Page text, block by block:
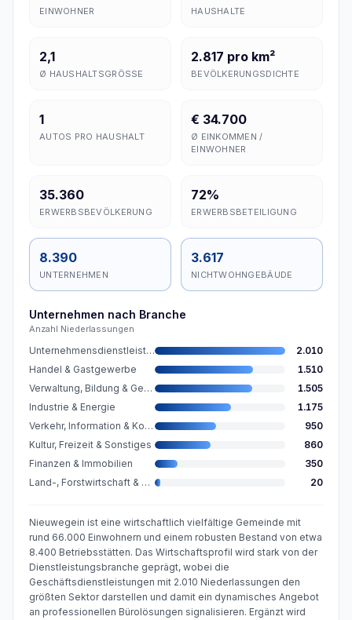
EINWOHNER HAUSHALTE
2,1
Ø HAUSHALTSGRÖSSE
2.817 pro km²
BEVÖLKERUNGSDICHTE
1
AUTOS PRO HAUSHALT
€ 34.700
Ø EINKOMMEN /
EINWOHNER
35.360
ERWERBSBEVÖLKERUNG
72%
ERWERBSBETEILIGUNG
8.390
UNTERNEHMEN
3.617
NICHTWOHNGEBÄUDE
Unternehmen nach Branche
Anzahl Niederlassungen
Unternehmensdienstleistungen
2.010
Handel & Gastgewerbe
1.510
Verwaltung, Bildung & Gesundheit
1.505
Industrie & Energie
1.175
Verkehr, Information & Kommunikation
950
Kultur, Freizeit & Sonstiges
860
Finanzen & Immobilien
350
Land-, Forstwirtschaft & Fischerei
20
Nieuwegein ist eine wirtschaftlich vielfältige Gemeinde mit
rund 66.000 Einwohnern und einem robusten Bestand von etwa
8.400 Betriebsstätten. Das Wirtschaftsprofil wird stark von der
Dienstleistungsbranche geprägt, wobei die
Geschäftsdienstleistungen mit 2.010 Niederlassungen den
größten Sektor darstellen und damit ein dynamisches Angebot
an professionellen Bürolösungen signalisieren. Ergänzt wird